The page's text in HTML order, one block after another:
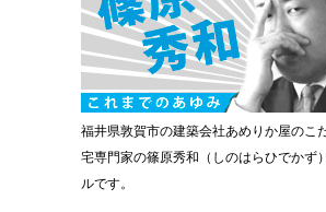
福井県敦賀市の建築会社あめりか屋のこ
宅専門家の篠原秀和（しのはらひでかず
ルです。